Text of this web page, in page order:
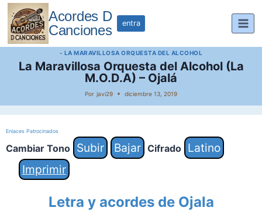
Saltar
contenido
Acordes D
Canciones
entra
- LA MARAVILLOSA ORQUESTA DEL ALCOHOL
La Maravillosa Orquesta del Alcohol (La
M.O.D.A) – Ojalá
Por javi29 diciembre 13, 2019
Enlaces Patrocinados
Cambiar Tono Subir Bajar Cifrado
Latino
Imprimir
Letra y acordes de Ojala